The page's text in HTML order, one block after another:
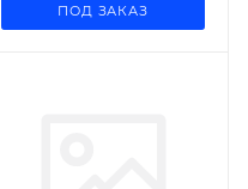
ПОД ЗАКАЗ